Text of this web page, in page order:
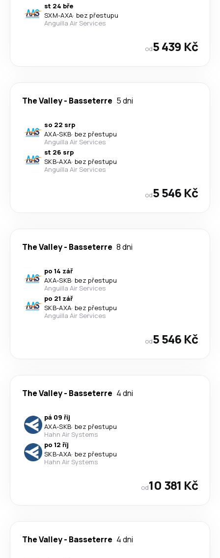
st 24 bře
SXM-AXA· bez přestupu
Anguilla Air Services
od5 439 Kč
The Valley- Basseterre 5 dni
so 22 srp
AXA-SKB· bez přestupu
Anguilla Air Services
st 26 srp
SKB-AXA· bez přestupu
Anguilla Air Services
od5 546 Kč
The Valley- Basseterre 8 dni
po 14 zář
AXA-SKB· bez přestupu
Anguilla Air Services
po 21 zář
SKB-AXA· bez přestupu
Anguilla Air Services
od5 546 Kč
The Valley- Basseterre 4 dni
pá 09 říj
AXA-SKB· bez přestupu
Hahn Air Systems
po 12 říj
SKB-AXA· bez přestupu
Hahn Air Systems
od10 381 Kč
The Valley- Basseterre 4 dni